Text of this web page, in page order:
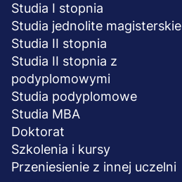
Studia I stopnia
Studia jednolite magisterskie
Studia II stopnia
Studia II stopnia z
podyplomowymi
Studia podyplomowe
Studia MBA
Doktorat
Szkolenia i kursy
Przeniesienie z innej uczelni